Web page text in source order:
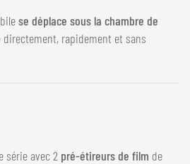
se déplace sous la chambre de
directement, rapidement et sans
série avec 2 pré-étireurs de film de